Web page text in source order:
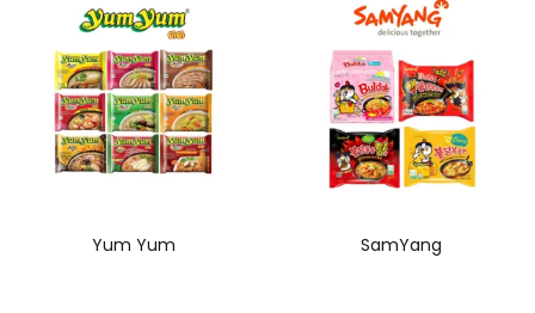
Yum Yum SamYang